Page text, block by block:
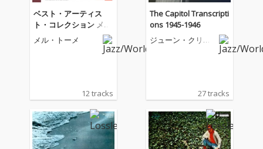
ベスト・アーティス
ト・コレクション メ
ル・トーメ
メル・トーメ
12 tracks
The Capitol Transcripti
ons 1945-1946
ジューン・クリス
27 tracks